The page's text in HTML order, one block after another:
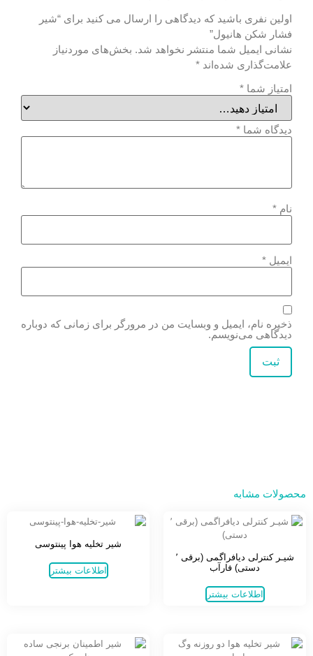
اولین نفری باشید که دیدگاهی را ارسال می کنید برای “شیر
فشار شکن هانیول”
نشانی ایمیل شما منتشر نخواهد شد. بخش‌های موردنیاز
علامت‌گذاری شده‌اند *
امتیاز شما *
دیدگاه شما *
نام *
ایمیل *
ذخیره نام، ایمیل و وبسایت من در مرورگر برای زمانی که دوباره
دیدگاهی می‌نویسم.
محصولات مشابه
شیـر کنترلی دیافراگمی (برقی ٬
دستی) فارآب
اطلاعات بیشتر
شیر تخلیه هوا پینتوسی
اطلاعات بیشتر